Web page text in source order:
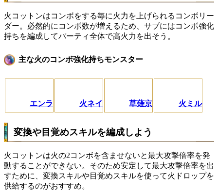
火コットンはコンボをする毎に火力を上げられるコンボリー
ダー。必然的にコンボ数が増えるため、サブにはコンボ強化
持ちを編成してパーティ全体で高火力を出そう。
主な火のコンボ強化持ちモンスター
エンラ 火ネイ 草薙京 火ミル
変換や目覚めスキルを編成しよう
火コットンは火の2コンボを含ませないと最大攻撃倍率を発
動することができない。そのため安定して最大攻撃倍率を出
すために、変換スキルや目覚めスキルを使って火ドロップを
供給するのがおすすめ。